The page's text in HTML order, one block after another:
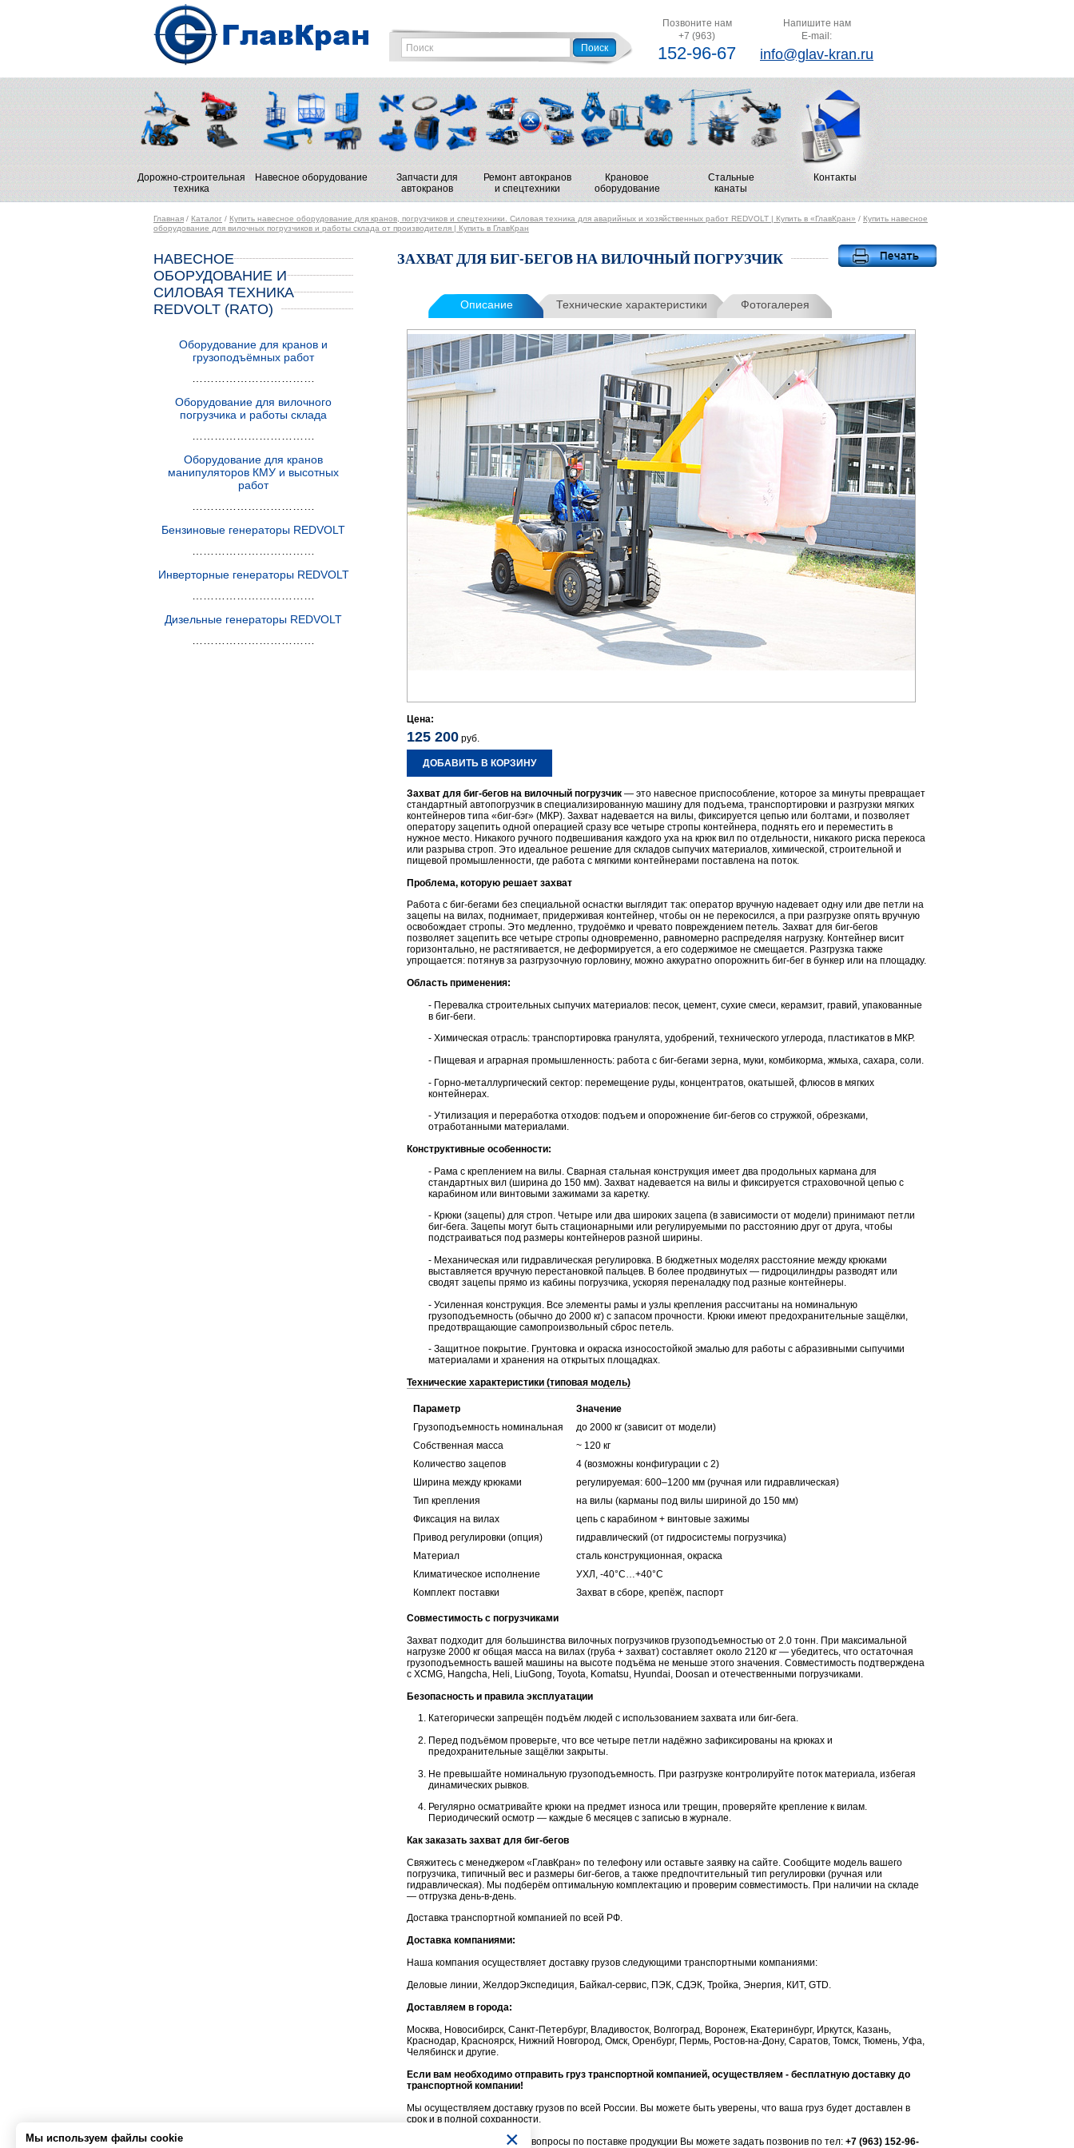
Позвоните нам
+7 (963)
152-96-67
Напишите нам
E-mail:
info@glav-kran.ru
Дорожно-строительная
техника
Навесное оборудование
Запчасти для
автокранов
Ремонт автокранов
и спецтехники
Крановое
оборудование
Стальные
канаты
Контакты
Главная / Каталог / Купить навесное оборудование для кранов, погрузчиков и спецтехники. Силовая техника для аварийных и хозяйственных работ REDVOLT | Купить в «ГлавКран» / Купить навесное
оборудование для вилочных погрузчиков и работы склада от производителя | Купить в ГлавКран
НАВЕСНОЕ
ОБОРУДОВАНИЕ И
СИЛОВАЯ ТЕХНИКА
REDVOLT (RATO)
Оборудование для кранов и
грузоподъёмных работ
Оборудование для вилочного
погрузчика и работы склада
Оборудование для кранов
манипуляторов КМУ и высотных
работ
Бензиновые генераторы REDVOLT
Инверторные генераторы REDVOLT
Дизельные генераторы REDVOLT
ЗАХВАТ ДЛЯ БИГ-БЕГОВ НА ВИЛОЧНЫЙ ПОГРУЗЧИК
Описание Технические характеристики Фотогалерея
Цена:
125 200 руб.
ДОБАВИТЬ В КОРЗИНУ
Захват для биг-бегов на вилочный погрузчик — это навесное приспособление, которое за минуты превращает
стандартный автопогрузчик в специализированную машину для подъема, транспортировки и разгрузки мягких
контейнеров типа «биг-бэг» (МКР). Захват надевается на вилы, фиксируется цепью или болтами, и позволяет
оператору зацепить одной операцией сразу все четыре стропы контейнера, поднять его и переместить в
нужное место. Никакого ручного подвешивания каждого уха на крюк вил по отдельности, никакого риска перекоса
или разрыва строп. Это идеальное решение для складов сыпучих материалов, химической, строительной и
пищевой промышленности, где работа с мягкими контейнерами поставлена на поток.
Проблема, которую решает захват
Работа с биг-бегами без специальной оснастки выглядит так: оператор вручную надевает одну или две петли на
зацепы на вилах, поднимает, придерживая контейнер, чтобы он не перекосился, а при разгрузке опять вручную
освобождает стропы. Это медленно, трудоёмко и чревато повреждением петель. Захват для биг-бегов
позволяет зацепить все четыре стропы одновременно, равномерно распределяя нагрузку. Контейнер висит
горизонтально, не растягивается, не деформируется, а его содержимое не смещается. Разгрузка также
упрощается: потянув за разгрузочную горловину, можно аккуратно опорожнить биг-бег в бункер или на площадку.
Область применения:
- Перевалка строительных сыпучих материалов: песок, цемент, сухие смеси, керамзит, гравий, упакованные
в биг-беги.
- Химическая отрасль: транспортировка гранулята, удобрений, технического углерода, пластикатов в МКР.
- Пищевая и аграрная промышленность: работа с биг-бегами зерна, муки, комбикорма, жмыха, сахара, соли.
- Горно-металлургический сектор: перемещение руды, концентратов, окатышей, флюсов в мягких
контейнерах.
- Утилизация и переработка отходов: подъем и опорожнение биг-бегов со стружкой, обрезками,
отработанными материалами.
Конструктивные особенности:
- Рама с креплением на вилы. Сварная стальная конструкция имеет два продольных кармана для
стандартных вил (ширина до 150 мм). Захват надевается на вилы и фиксируется страховочной цепью с
карабином или винтовыми зажимами за каретку.
- Крюки (зацепы) для строп. Четыре или два широких зацепа (в зависимости от модели) принимают петли
биг-бега. Зацепы могут быть стационарными или регулируемыми по расстоянию друг от друга, чтобы
подстраиваться под размеры контейнеров разной ширины.
- Механическая или гидравлическая регулировка. В бюджетных моделях расстояние между крюками
выставляется вручную перестановкой пальцев. В более продвинутых — гидроцилиндры разводят или
сводят зацепы прямо из кабины погрузчика, ускоряя переналадку под разные контейнеры.
- Усиленная конструкция. Все элементы рамы и узлы крепления рассчитаны на номинальную
грузоподъемность (обычно до 2000 кг) с запасом прочности. Крюки имеют предохранительные защёлки,
предотвращающие самопроизвольный сброс петель.
- Защитное покрытие. Грунтовка и окраска износостойкой эмалью для работы с абразивными сыпучими
материалами и хранения на открытых площадках.
Технические характеристики (типовая модель)
Параметр
Значение
Грузоподъемность номинальная
до 2000 кг (зависит от модели)
Собственная масса
~ 120 кг
Количество зацепов
4 (возможны конфигурации с 2)
Ширина между крюками
регулируемая: 600–1200 мм (ручная или гидравлическая)
Тип крепления
на вилы (карманы под вилы шириной до 150 мм)
Фиксация на вилах
цепь с карабином + винтовые зажимы
Привод регулировки (опция)
гидравлический (от гидросистемы погрузчика)
Материал
сталь конструкционная, окраска
Климатическое исполнение
УХЛ, -40°С…+40°С
Комплект поставки
Захват в сборе, крепёж, паспорт
Совместимость с погрузчиками
Захват подходит для большинства вилочных погрузчиков грузоподъемностью от 2.0 тонн. При максимальной
нагрузке 2000 кг общая масса на вилах (груба + захват) составляет около 2120 кг — убедитесь, что остаточная
грузоподъемность вашей машины на высоте подъёма не меньше этого значения. Совместимость подтверждена
с XCMG, Hangcha, Heli, LiuGong, Toyota, Komatsu, Hyundai, Doosan и отечественными погрузчиками.
Безопасность и правила эксплуатации
Категорически запрещён подъём людей с использованием захвата или биг-бега.
Перед подъёмом проверьте, что все четыре петли надёжно зафиксированы на крюках и
предохранительные защёлки закрыты.
Не превышайте номинальную грузоподъемность. При разгрузке контролируйте поток материала, избегая
динамических рывков.
Регулярно осматривайте крюки на предмет износа или трещин, проверяйте крепление к вилам.
Периодический осмотр — каждые 6 месяцев с записью в журнале.
Как заказать захват для биг-бегов
Свяжитесь с менеджером «ГлавКран» по телефону или оставьте заявку на сайте. Сообщите модель вашего
погрузчика, типичный вес и размеры биг-бегов, а также предпочтительный тип регулировки (ручная или
гидравлическая). Мы подберём оптимальную комплектацию и проверим совместимость. При наличии на складе
— отгрузка день-в-день.
Доставка транспортной компанией по всей РФ.
Доставка компаниями:
Наша компания осуществляет доставку грузов следующими транспортными компаниями:
Деловые линии, ЖелдорЭкспедиция, Байкал-сервис, ПЭК, СДЭК, Тройка, Энергия, КИТ, GTD.
Доставляем в города:
Москва, Новосибирск, Санкт-Петербург, Владивосток, Волгоград, Воронеж, Екатеринбург, Иркутск, Казань,
Краснодар, Красноярск, Нижний Новгород, Омск, Оренбург, Пермь, Ростов-на-Дону, Саратов, Томск, Тюмень, Уфа,
Челябинск и другие.
Если вам необходимо отправить груз транспортной компанией, осуществляем - бесплатную доставку до
транспортной компании!
Мы осуществляем доставку грузов по всей России. Вы можете быть уверены, что ваша груз будет доставлен в
срок и в полной сохранности.
Любые интересующие Вас вопросы по поставке продукции Вы можете задать позвонив по тел: +7 (963) 152-96-
Мы используем файлы cookie
×